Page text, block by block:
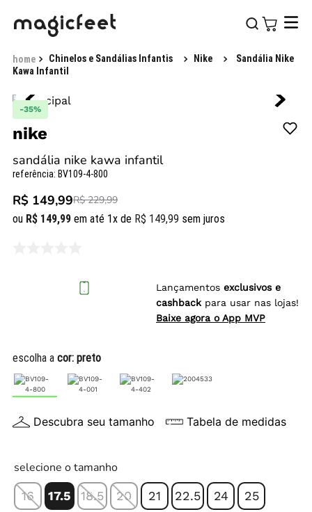
Chinelos e Sandálias Infantis Nike
Sandália Nike
Kawa Infantil
-35%
nike
sandália nike kawa infantil
referência: BV109-4-800
R$ 149,99R$ 229,99
ou R$ 149,99 em até 1x de R$ 149,99 sem juros
Lançamentos exclusivos e
cashback para usar nas lojas!
Baixe agora o App MVP
escolha a cor: preto
Descubra seu tamanho Tabela de medidas
selecione o tamanho
16 17.5 18.5 20 21 22.5 24 25